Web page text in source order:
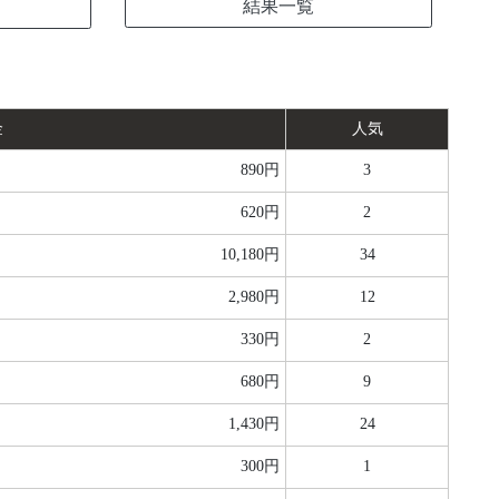
結果一覧
人気
890円 3
620円 2
10,180円 34
2,980円 12
330円 2
680円 9
1,430円 24
300円 1